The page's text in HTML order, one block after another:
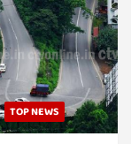
TOP NEWS